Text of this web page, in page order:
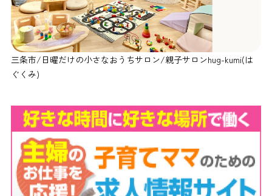
三条市/日曜だけの小さなおうちサロン/親子サロンhug-kumi(は
ぐくみ)